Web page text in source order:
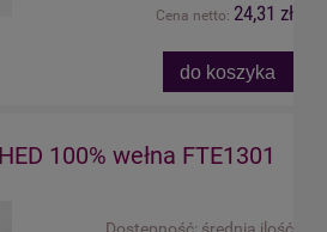
Cena netto: 24,31 zł
do koszyka
100% wełna FTE1301
Dostępność: średnia ilość